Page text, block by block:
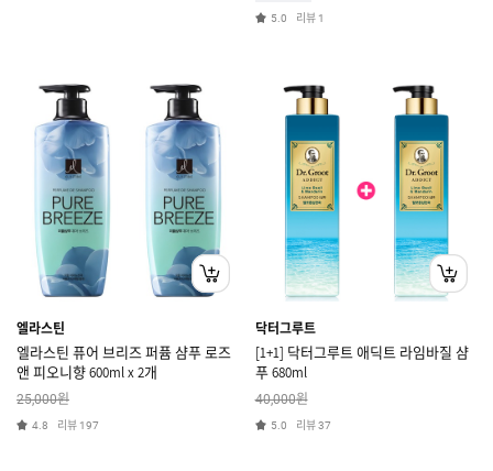
5.0 리뷰 1
엘라스틴
엘라스틴 퓨어 브리즈 퍼퓸 샴푸 로즈
앤 피오니향 600ml x 2개
25,000원
4.8 리뷰 197
닥터그루트
[1+1] 닥터그루트 애딕트 라임바질 샴
푸 680ml
40,000원
5.0 리뷰37